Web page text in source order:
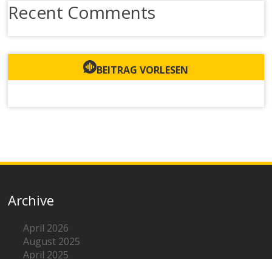
Recent Comments
BEITRAG VORLESEN
Archive
April 2026
August 2025
April 2025